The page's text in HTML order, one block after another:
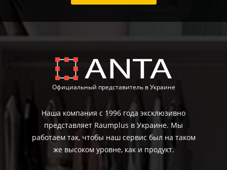
Официальный представитель в Украине
Наша компания с 1996 года эксклюзивно
представляет Raumplus в Украине. Мы
работаем так, чтобы наш сервис был на таком
же высоком уровне, как и продукт.